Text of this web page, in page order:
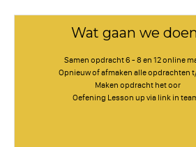
Wat gaan we
Samen opdracht 6 - 8 en 12 online
Opnieuw of afmaken alle opdrachten
Maken opdracht het oor
Oefening Lesson up via link in